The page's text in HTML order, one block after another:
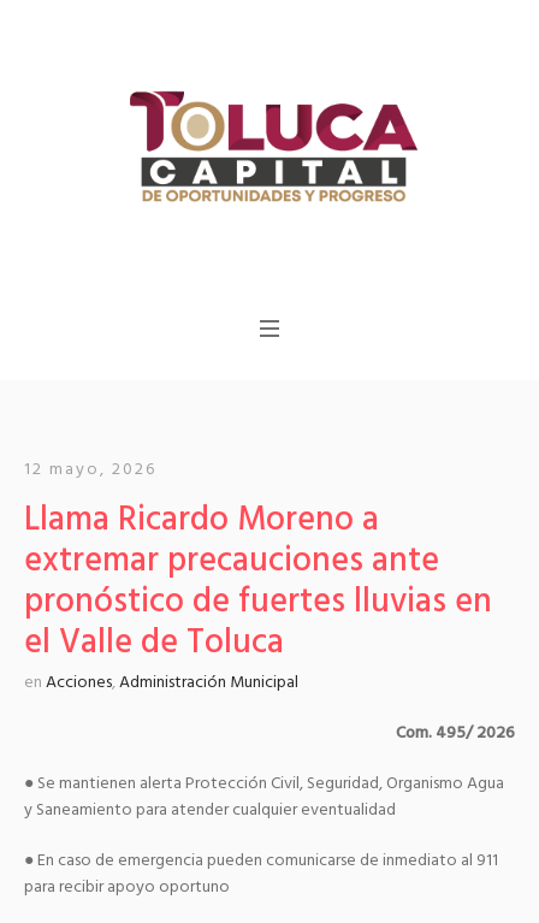
12 mayo, 2026
Llama Ricardo Moreno a
extremar precauciones ante
pronóstico de fuertes lluvias en
el Valle de Toluca
enAcciones,Administración Municipal
Com. 495/ 2026
● Se mantienen alerta Protección Civil, Seguridad, Organismo Agua
y Saneamiento para atender cualquier eventualidad
● En caso de emergencia pueden comunicarse de inmediato al 911
para recibir apoyo oportuno